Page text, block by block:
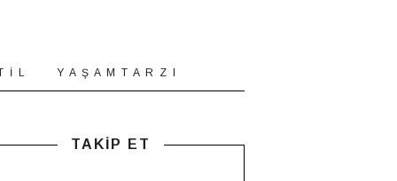
İ L Y A Ş A M T A R Z I
TAKİP ET